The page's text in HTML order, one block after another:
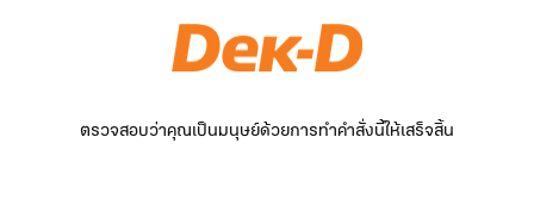
ตรวจสอบว่าคุณเป็นมนุษย์ด้วยการทำคำสั่งนี้ให้เสร็จสิ้น